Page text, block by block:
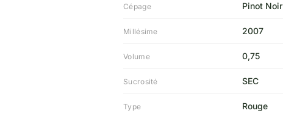
Cépage Pinot Noir
Millésime 2007
Volume 0,75
Sucrosité SEC
Type Rouge